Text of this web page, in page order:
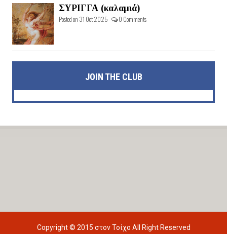
ΣΥΡΙΓΓΑ (καλαμιά)
Posted on 31 Oct 2025 - 0 Comments
JOIN THE CLUB
Copyright © 2015 στον Τοίχο All Right Reserved